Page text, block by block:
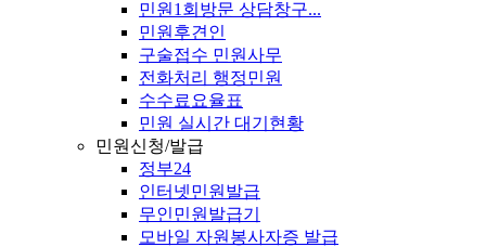
민원1회방문 상담창구...
민원후견인
구술접수 민원사무
전화처리 행정민원
수수료요율표
민원 실시간 대기현황
민원신청/발급
정부24
인터넷민원발급
무인민원발급기
모바일 자원봉사자증 발급